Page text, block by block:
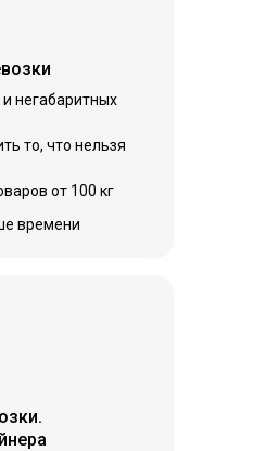
негабаритных
то, что нельзя
от 100 кг
времени